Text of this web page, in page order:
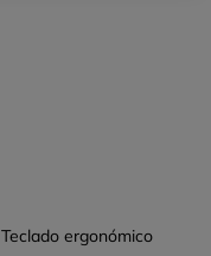
Teclado ergonómico